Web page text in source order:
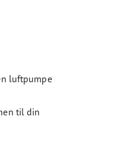
luftpumpe
til din